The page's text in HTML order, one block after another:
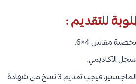
للتقديم :
إذا كنت تتقدم لمرحلة الماجستير، فيجب تقديم 3 نسخ من شهادة